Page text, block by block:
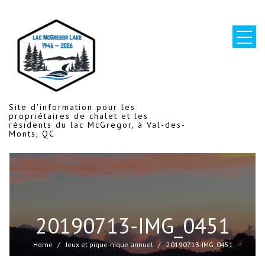
content
Site d'information pour les
propriétaires de chalet et les
résidents du lac McGregor, à Val-des-
Monts, QC
20190713-IMG_0451
Home Jeux et pique-nique annuel 20190713-IMG_0451